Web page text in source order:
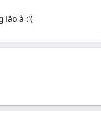
lão à :'(